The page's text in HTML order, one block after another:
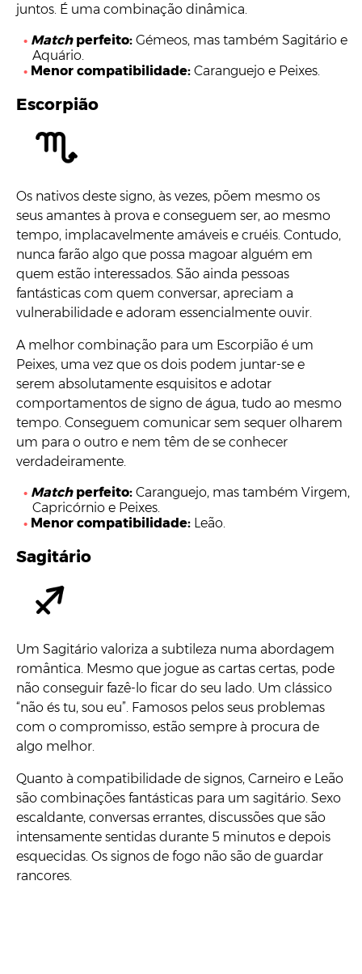
juntos. É uma combinação dinâmica.
Matchperfeito:Gémeos, mas também Sagitário e
Aquário.
Menor compatibilidade: Caranguejo e Peixes.
Escorpião
Os nativos deste signo, às vezes, põem mesmo os
seus amantes à prova e conseguem ser, ao mesmo
tempo, implacavelmente amáveis e cruéis. Contudo,
nunca farão algo que possa magoar alguém em
quem estão interessados. São ainda pessoas
fantásticas com quem conversar, apreciam a
vulnerabilidade e adoram essencialmente ouvir.
A melhor combinação para um Escorpião é um
Peixes, uma vez que os dois podem juntar-se e
serem absolutamente esquisitos e adotar
comportamentos de signo de água, tudo ao mesmo
tempo. Conseguem comunicar sem sequer olharem
um para o outro e nem têm de se conhecer
verdadeiramente.
Matchperfeito:Caranguejo, mas também Virgem,
Capricórnio e Peixes.
Menor compatibilidade: Leão.
Sagitário
Um Sagitário valoriza a subtileza numa abordagem
romântica. Mesmo que jogue as cartas certas, pode
não conseguir fazê-lo ficar do seu lado. Um clássico
“não és tu, sou eu”. Famosos pelos seus problemas
com o compromisso, estão sempre à procura de
algo melhor.
Quanto à compatibilidade de signos, Carneiro e Leão
são combinações fantásticas para um sagitário. Sexo
escaldante, conversas errantes, discussões que são
intensamente sentidas durante 5 minutos e depois
esquecidas. Os signos de fogo não são de guardar
rancores.